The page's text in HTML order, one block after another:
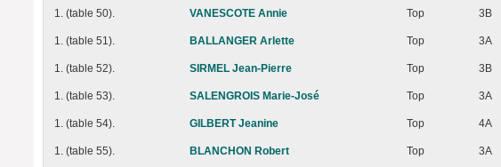
1. (table 50). VANESCOTE Annie Top 3B
1. (table 51). BALLANGER Arlette Top 3A
1. (table 52). SIRMEL Jean-Pierre Top 3B
1. (table 53). SALENGROIS Marie-José Top 3A
1. (table 54). GILBERT Jeanine Top 4A
1. (table 55). BLANCHON Robert Top 3A